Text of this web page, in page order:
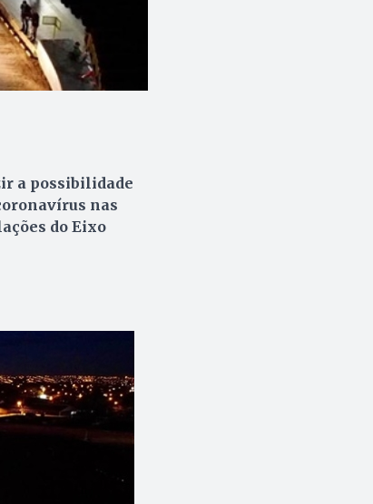
a possibilidade
nas
do Eixo